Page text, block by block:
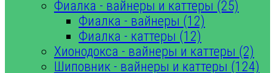
Фиалка - вайнеры и каттеры (25)
Фиалка - вайнеры (12)
Фиалка - каттеры (12)
Хионодокса - вайнеры и каттеры (2)
Шиповник - вайнеры и каттеры (124)